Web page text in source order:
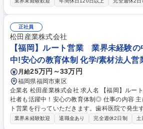
業務 ■海外生産拠点への移管と移管後の管理、
る製造拠点の工程監査への支援 【仕事の魅力】
の電動化製品に深く関わり、専門性を磨けます。 募集職種 【神奈川】品
質保証 電動車載製品向け／年休124日
正社員
松田産業株式会社
【福岡】ルート営業 業界未経験の
中!安心の教育体制 化学/素材法人営
月給25万円～33万円
福岡県福岡市東区
企業名 松田産業株式会社 求人名 【福岡】ルート営業 業界未経験の中途入
社者も活躍中！安心の教育体制◎ 仕事の内容 主に、歯科医院向けのルー
ト営業を行っていただきます。歯科医院で発生
歯など）を回収・買付するお仕事です。貴金属
業界未経験歓迎 退職金あり 完全週休2日制 土